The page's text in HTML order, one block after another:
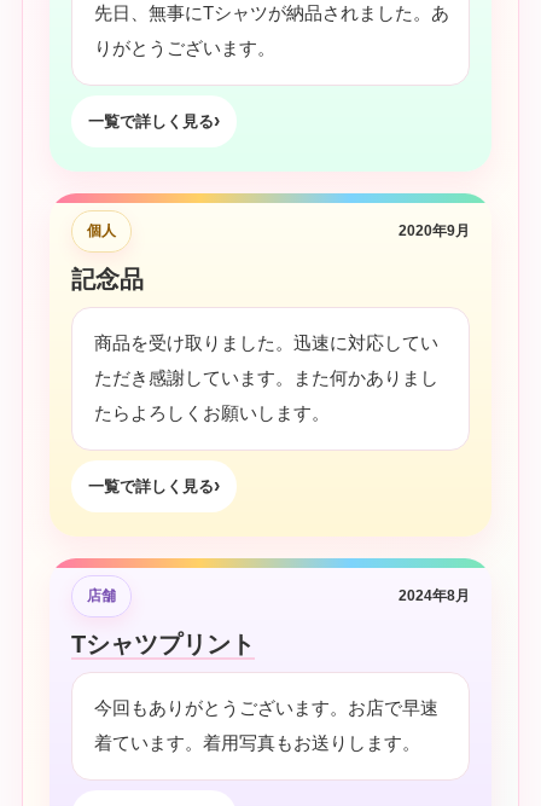
先日、無事にTシャツが納品されました。あ
りがとうございます。
一覧で詳しく見る
個人 2020年9月
記念品
商品を受け取りました。迅速に対応してい
ただき感謝しています。また何かありまし
たらよろしくお願いします。
一覧で詳しく見る
店舗 2024年8月
Tシャツプリント
今回もありがとうございます。お店で早速
着ています。着用写真もお送りします。